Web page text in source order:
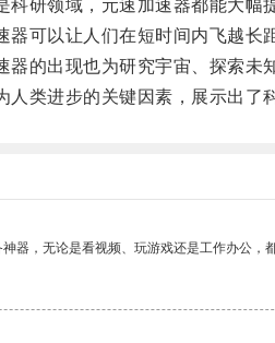
研领域，元速加速器都能大幅提
可以让人们在短时间内飞越长
出现也为研究宇宙、探索未
类进步的关键因素，展示出了科
器，无论是看视频、玩游戏还是工作办公